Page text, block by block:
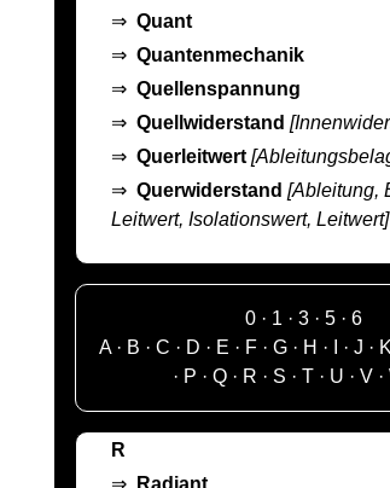
⇒Quant
⇒Quantenmechanik
⇒Quellenspannung
⇒Quellwiderstand
⇒Querleitwert
⇒Querwiderstand [Ableitung,
Leitwert, Isolationswert, Leitwert]
0 · 1 ·3 ·5 ·6
A· B · C · D · E · F· G· H · · J · K
· P ·Q · R · S ·T · U ·V ·
R
⇒
Radiant